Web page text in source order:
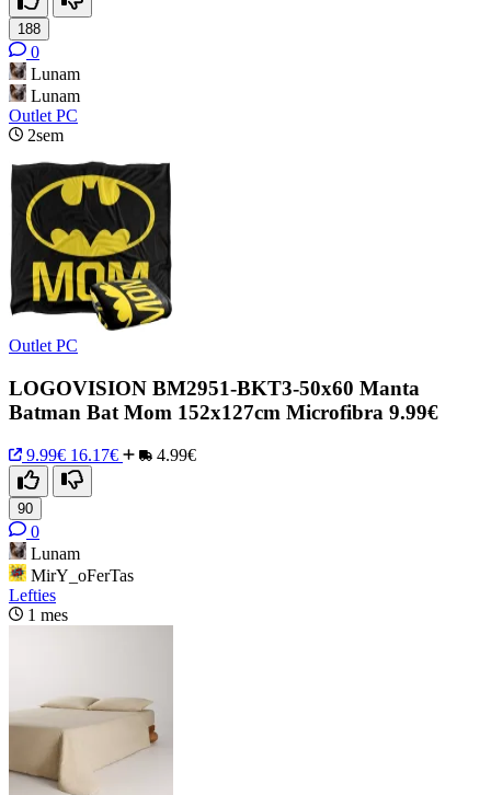
188
0
Lunam
Lunam
Outlet PC
2sem
Outlet PC
LOGOVISION BM2951-BKT3-50x60 Manta
Batman Bat Mom 152x127cm Microfibra 9.99€
9.99€ 16.17€ 4.99€
90
0
Lunam
MirY_oFerTas
Lefties
1 mes